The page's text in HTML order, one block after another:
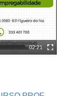
02:21